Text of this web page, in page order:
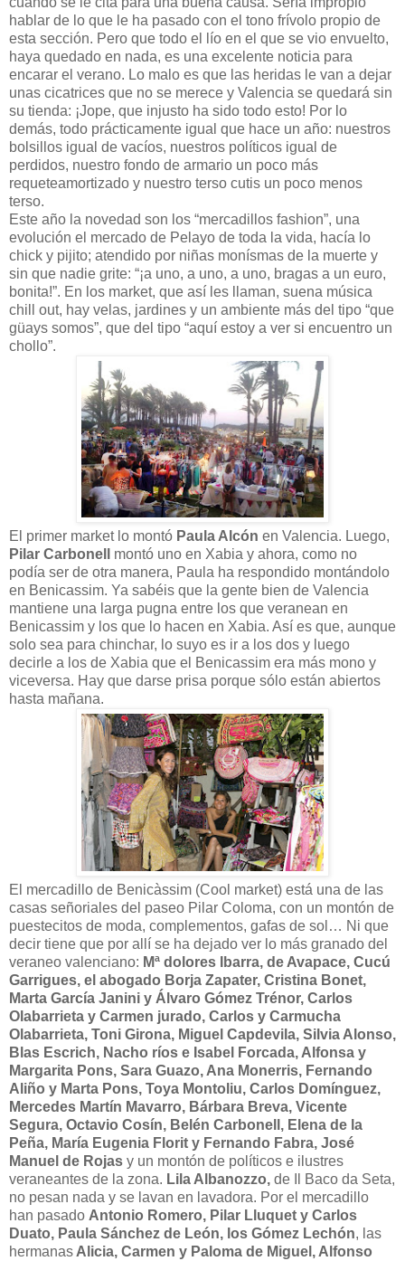
hablar de lo que le ha pasado con el tono frívolo propio de
esta sección. Pero que todo el lío en el que se vio envuelto,
haya quedado en nada, es una excelente noticia para
encarar el verano. Lo malo es que las heridas le van a dejar
unas cicatrices que no se merece y Valencia se quedará sin
su tienda: ¡Jope, que injusto ha sido todo esto! Por lo
demás, todo prácticamente igual que hace un año: nuestros
bolsillos igual de vacíos, nuestros políticos igual de
perdidos, nuestro fondo de armario un poco más
requeteamortizado y nuestro terso cutis un poco menos
terso.
Este año la novedad son los “mercadillos fashion”, una
evolución el mercado de Pelayo de toda la vida, hacía lo
chick y pijito; atendido por niñas monísmas de la muerte y
sin que nadie grite: “¡a uno, a uno, a uno, bragas a un euro,
bonita!”. En los market, que así les llaman, suena música
chill out, hay velas, jardines y un ambiente más del tipo “que
güays somos”, que del tipo “aquí estoy a ver si encuentro un
chollo”.
El primer market lo montó Paula Alcón en Valencia. Luego,
Pilar Carbonell
montó uno en Xabia y ahora, como no
podía ser de otra manera, Paula ha respondido montándolo
en Benicassim. Ya sabéis que la gente bien de Valencia
mantiene una larga pugna entre los que veranean en
Benicassim y los que lo hacen en Xabia. Así es que, aunque
solo sea para chinchar, lo suyo es ir a los dos y luego
decirle a los de Xabia que el Benicassim era más mono y
viceversa. Hay que darse prisa porque sólo están abiertos
hasta mañana.
El mercadillo de Benicàssim (Cool market) está una de las
casas señoriales del paseo Pilar Coloma, con un montón de
puestecitos de moda, complementos, gafas de sol… Ni que
decir tiene que por allí se ha dejado ver lo más granado del
veraneo valenciano: Mª dolores Ibarra, de Avapace, Cucú
Garrigues, el abogado Borja Zapater, Cristina Bonet,
Marta García Janini y Álvaro Gómez Trénor, Carlos
Olabarrieta y Carmen jurado, Carlos y Carmucha
Olabarrieta, Toni Girona, Miguel Capdevila, Silvia Alonso,
Blas Escrich, Nacho ríos e Isabel Forcada, Alfonsa y
Margarita Pons, Sara Guazo, Ana Monerris, Fernando
Aliño y Marta Pons, Toya Montoliu, Carlos Domínguez,
Mercedes Martín Mavarro, Bárbara Breva, Vicente
Segura, Octavio Cosín, Belén Carbonell, Elena de la
Peña, María Eugenia Florit y Fernando Fabra, José
Manuel de Rojas y un montón de políticos e ilustres
veraneantes de la zona. Lila Albanozzo, de Il Baco da Seta,
no pesan nada y se lavan en lavadora. Por el mercadillo
han pasado Antonio Romero, Pilar Lluquet y Carlos
Duato, Paula Sánchez de León, los Gómez Lechón, las
hermanas Alicia, Carmen y Paloma de Miguel, Alfonso